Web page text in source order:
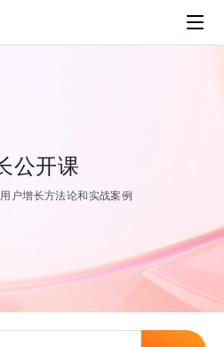
公开课
户增长方法论和实战案例